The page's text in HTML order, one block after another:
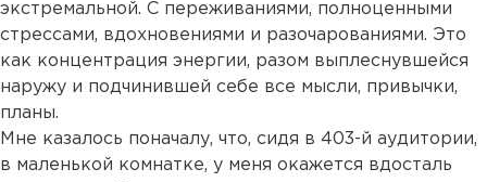
экстремальной. С переживаниями, полноценными
стрессами, вдохновениями и разочарованиями. Это
как концентрация энергии, разом выплеснувшейся
наружу и подчинившей себе все мысли, привычки,
планы.
Мне казалось поначалу, что, сидя в 403-й аудитории,
в маленькой комнатке, у меня окажется вдосталь